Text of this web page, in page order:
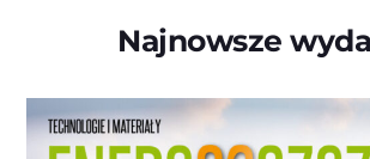
Najnowsze